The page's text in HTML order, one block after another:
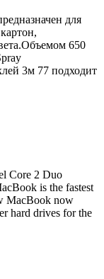
для
650
3м 77 подходит
Core 2 Duo
is the fastest
MacBook now
hard drives for the